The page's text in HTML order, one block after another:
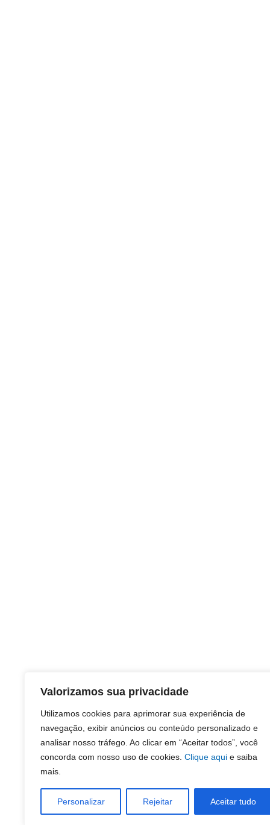
Valorizamos sua privacidade
Utilizamos cookies para aprimorar sua experiência de
navegação, exibir anúncios ou conteúdo personalizado e
analisar nosso tráfego. Ao clicar em “Aceitar todos”, você
concorda com nosso uso de cookies. Clique aqui e saiba
mais.
Personalizar Rejeitar Aceitar tudo